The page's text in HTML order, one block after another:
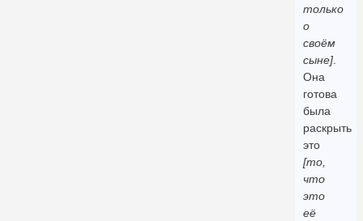
только
о
своём
сыне].
Она
готова
была
раскрыть
это
[то,
что
это
её